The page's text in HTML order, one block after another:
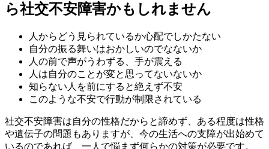
ら社交不安障害かもしれません
人からどう見られているか心配でしかたない
自分の振る舞いはおかしいのでなないか
人の前で声がうわずる、手が震える
人は自分のことが変と思ってないないか
知らない人を前にすると絶えず不安
このような不安で行動が制限されている
社交不安障害は自分の性格だからと諦めず、ある程度は性格
や遺伝子の問題もありますが、今の生活への支障が出始めて
いるのであれば、一人で悩まず何らかの対策が必要です。